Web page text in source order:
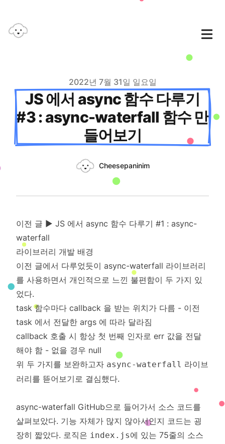
2022년 7월 31일 일요일
JS 에서 async 함수 다루기
#3 : async-waterfall 함수 만
들어보기
Name
Cheesepaninim
이전 글 ▶ JS 에서 async 함수 다루기 #1 : async-
waterfall
라이브러리 개발 배경
이전 글에서 다루었듯이 async-waterfall 라이브러리
를 사용하면서 개인적으로 느낀 불편함이 두 가지 있
었다.
task 함수마다 callback 을 받는 위치가 다름 - 이전
task 에서 전달한 args 에 따라 달라짐
callback 호출 시 항상 첫 번째 인자로 err 값을 전달
해야 함 - 없을 경우 null
위 두 가지를 보완하고자 async-waterfall 라이브
러리를 뜯어보기로 결심했다.
async-waterfall GitHub으로 들어가서 소스 코드를
살펴보았다. 기능 자체가 많지 않아서인지 코드는 굉
장히 짧았다. 로직은 index.js에 있는 75줄의 소스